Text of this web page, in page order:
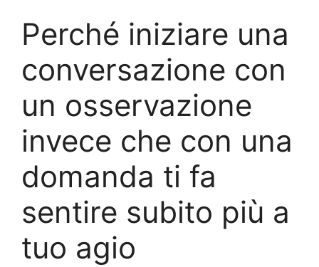
Perché iniziare una
conversazione con
un osservazione
invece che con una
domanda ti fa
sentire subito più a
tuo agio